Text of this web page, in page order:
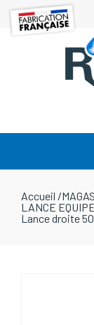
Accueil /
LANCE
Lance droite